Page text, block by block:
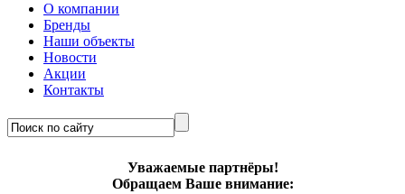
О компании
Бренды
Наши объекты
Новости
Акции
Контакты
Уважаемые партнёры!
Обращаем Ваше внимание: